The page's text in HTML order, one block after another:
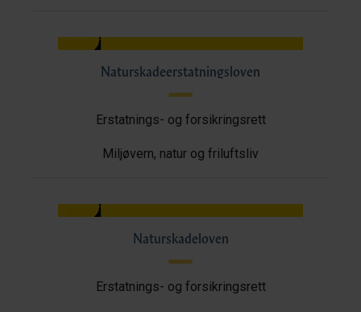
Naturskadeerstatningsloven
Erstatnings- og forsikringsrett
Miljøvern, natur og friluftsliv
Naturskadeloven
Erstatnings- og forsikringsrett